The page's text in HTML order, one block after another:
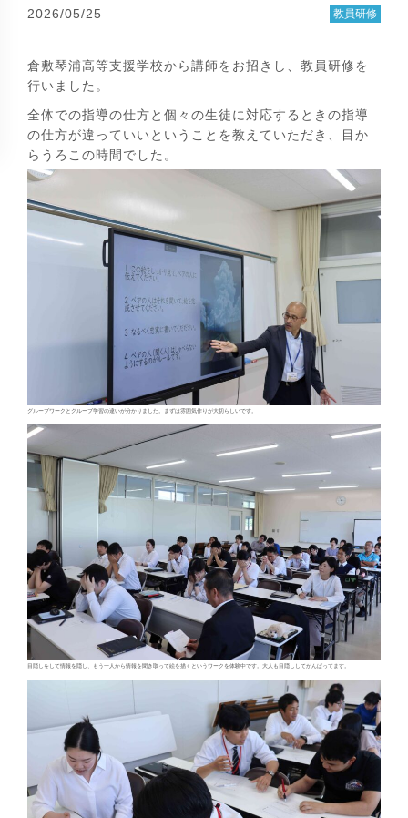
2026/05/25 教員研修
倉敷琴浦高等支援学校から講師をお招きし、教員研修を
行いました。
全体での指導の仕方と個々の生徒に対応するときの指導
の仕方が違っていいということを教えていただき、目か
らうろこの時間でした。
グループワークとグループ学習の違いが分かりました。まずは雰囲気作りが大切らしいです。
目隠しをして情報を隠し、もう一人から情報を聞き取って絵を描くというワークを体験中です。大人も目隠ししてがんばってます。